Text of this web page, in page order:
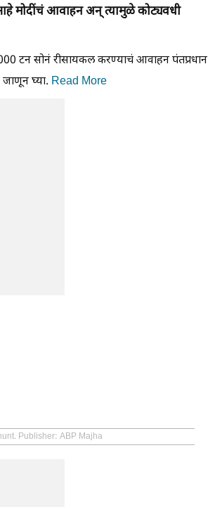
मोदींचं आवाहन अन् त्यामुळे कोट्यवधी
टन सोनं रीसायकल करण्याचं आवाहन पंतप्रधान
घ्या. Read More
Publisher: ABP Majha